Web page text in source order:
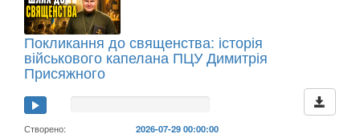
Покликання до священства: історія
військового капелана ПЦУ Димитрія
Присяжного
Створено:
2026-07-29 00:00:00